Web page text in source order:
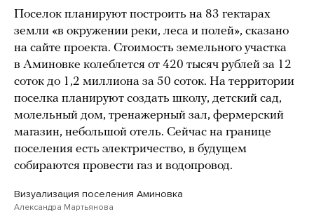
Поселок планируют построить на 83 гектарах
земли «в окружении реки, леса и полей», сказано
на сайте проекта. Стоимость земельного участка
в Аминовке колеблется от 420 тысяч рублей за 12
соток до 1,2 миллиона за 50 соток. На территории
поселка планируют создать школу, детский сад,
молельный дом, тренажерный зал, фермерский
магазин, небольшой отель. Сейчас на границе
поселения есть электричество, в будущем
собираются провести газ и водопровод.
Визуализация поселения Аминовка
Александра Мартьянова